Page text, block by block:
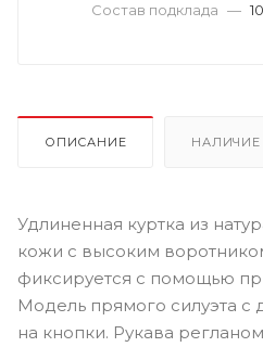
Состав подклада —
ОПИСАНИЕ НАЛИЧИЕ
Удлиненная куртка из
кожи с высоким
фиксируется с помощью
Модель прямого силуэта с
на кнопки. Рукава